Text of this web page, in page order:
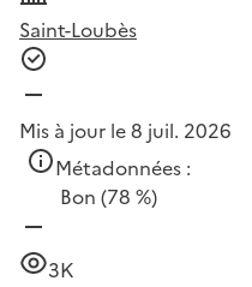
Saint-Loubès
Mis à jour le 8 juil. 2026
Métadonnées :
Bon (78 %)
3K